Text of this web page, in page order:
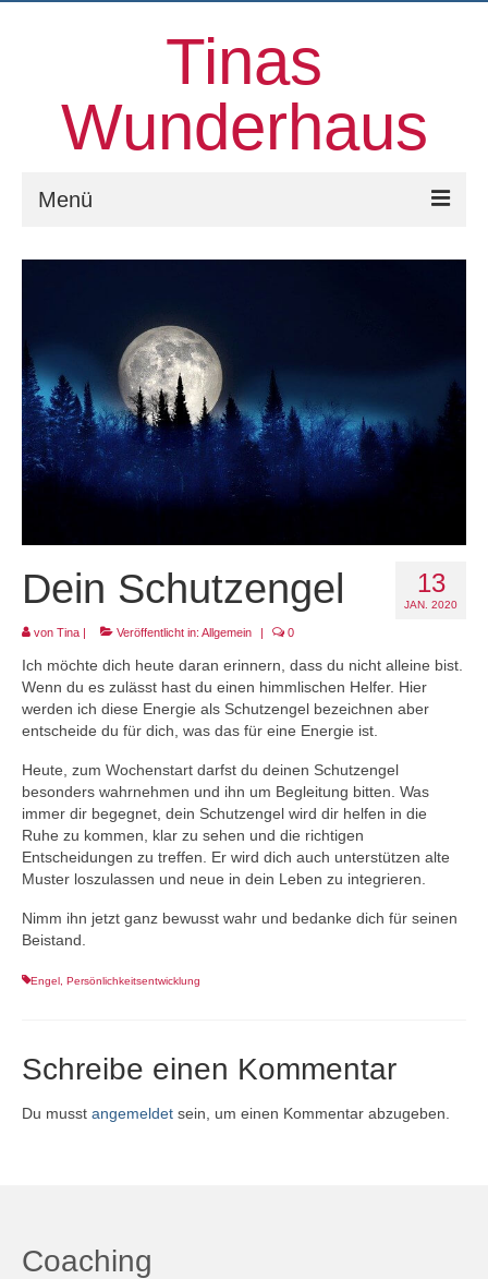
Tinas
Wunderhaus
Menü
Willkommen
Familienaufstellungen und mehr
Prozessorientierter Aufstellungstag
Kontakt
Über uns
13
JAN. 2020
Dein Schutzengel
von Tina | Veröffentlicht in: Allgemein | 0
Ich möchte dich heute daran erinnern, dass du nicht alleine bist.
Wenn du es zulässt hast du einen himmlischen Helfer. Hier
werden ich diese Energie als Schutzengel bezeichnen aber
entscheide du für dich, was das für eine Energie ist.
Heute, zum Wochenstart darfst du deinen Schutzengel
besonders wahrnehmen und ihn um Begleitung bitten. Was
immer dir begegnet, dein Schutzengel wird dir helfen in die
Ruhe zu kommen, klar zu sehen und die richtigen
Entscheidungen zu treffen. Er wird dich auch unterstützen alte
Muster loszulassen und neue in dein Leben zu integrieren.
Nimm ihn jetzt ganz bewusst wahr und bedanke dich für seinen
Beistand.
Engel Persönlichkeitsentwicklung
Schreibe einen Kommentar
Du musst angemeldet sein, um einen Kommentar abzugeben.
Coaching